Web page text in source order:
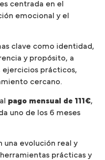
centrada en el
emocional y el
clave como identidad,
y propósito, a
ejercicios prácticos,
cercano.
pago mensual de 111€,
uno de los 6 meses
una evolución real y
prácticas y